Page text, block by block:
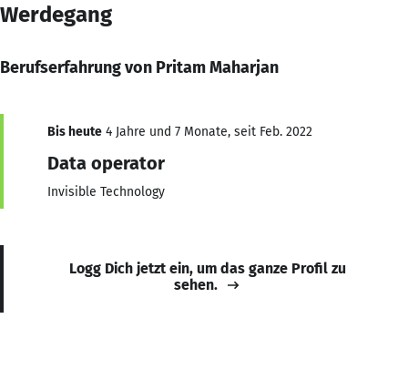
Werdegang
Berufserfahrung von Pritam Maharjan
Bis heute 4 Jahre und 7 Monate, seit Feb. 2022
Data operator
Invisible Technology
Logg Dich jetzt ein, um das ganze Profil zu
sehen.